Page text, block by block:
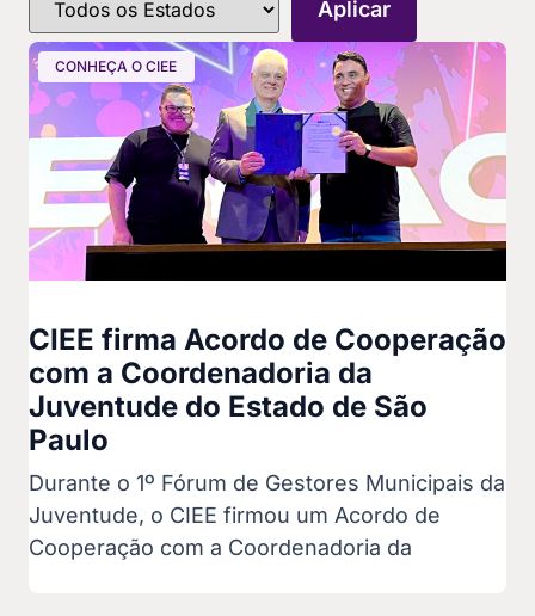
CONHEÇA O CIEE
CIEE firma Acordo de Cooperação
com a Coordenadoria da
Juventude do Estado de São
Paulo
Durante o 1º Fórum de Gestores Municipais da
Juventude, o CIEE firmou um Acordo de
Cooperação com a Coordenadoria da